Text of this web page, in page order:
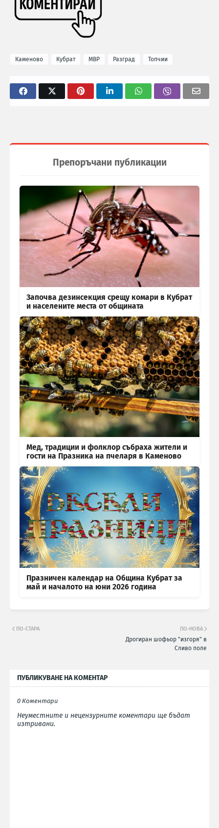
Каменово Кубрат МВР Разград Топчии
Препоръчани публикации
Започва дезинсекция срещу комари в Кубрат
и населените места от общината
Мед, традиции и фолклор събраха жители и
гости на Празника на пчеларя в Каменово
Празничен календар на Община Кубрат за
май и началото на юни 2026 година
ПО-НОВА
Дрогиран шофьор "изгоря" в
Сливо поле
ПО-СТАРА
ПУБЛИКУВАНЕ НА КОМЕНТАР
0 Коментари
Неуместните и нецензурните коментари ще бъдат
изтривани.